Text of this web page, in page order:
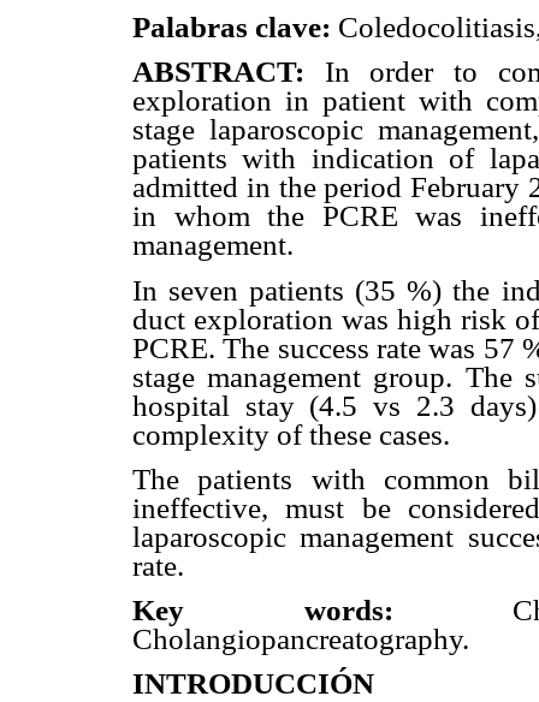
Palabras clave:
ABSTRACT: In order to
exploration in patient with
stage laparoscopic
patients with indication of
admitted in the period February
in whom the PCRE was
management.
In seven patients (35 %) the
duct exploration was high risk
PCRE. The success rate was 57
stage management group. The
hospital stay (4.5 vs 2.3
complexity of these cases.
The patients with common
ineffective, must be
laparoscopic management
rate.
Key words:
Cholangiopancreatography.
INTRODUCCIÓN